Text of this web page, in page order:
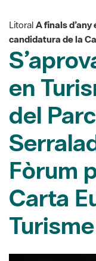
en
del
Fòrum
Carta